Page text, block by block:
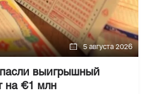
5 августа 2026
выигрышный
на €1 млн